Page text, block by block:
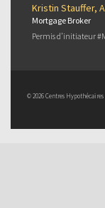
Kristin Stauffer,
Mortgage Broker
Permis d’initiateur
© 2026 Centres